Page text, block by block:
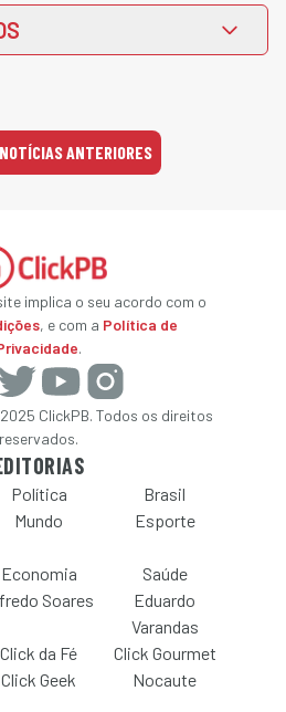
ANTERIORES
implica o seu acordo com o
, e com a Política de
.
ClickPB. Todos os direitos
reservados.
Política
Brasil
Mundo Esporte
Economia
Saúde
Soares
Eduardo
Varandas
Click da Fé
Click Gourmet
Click Geek Nocaute